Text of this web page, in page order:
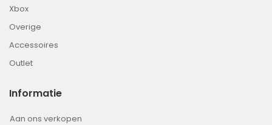
Xbox
Overige
Accessoires
Outlet
Informatie
Aan ons verkopen